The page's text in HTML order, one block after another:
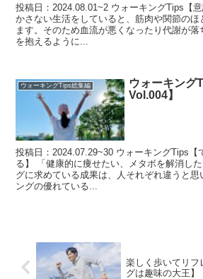
投稿日：2024.08.01~2 ウォーキングTips【
かさない生活をしていると、筋肉や関節の
ます。そのため血流が悪くなったり代謝が
を抱えるように...
ウォーキングTips総集編
ウォーキング
Vol.004】
投稿日：2024.07.29~30 ウォーキングTips【
る】 「健康的に痩せたい、メタボを解消し
グに求めている成果は、人それぞれ違うと
ングの優れている...
楽しく歩いてリフ
グは趣味の大王】